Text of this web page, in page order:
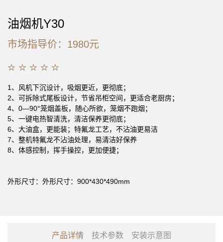
油烟机Y30
市场指导价：1980元
1、风机下沉设计，吸烟更近，更彻底；
2、可拆除式尾板设计，节省吊柜空间，更适合老厨房；
4、0—90°笼烟盖板，随心所欲，笼烟不跑烟；
5、一键电热智清洗，清洁保养更彻底；
6、大油盒，更能装；特氟龙工艺，不沾油更易洁
7、整机特氟龙不沾油处理，易清洁好保养
8、体感控制，挥手操控，更加便捷；
外形尺寸：外形尺寸：900*430*490mm
产品详情 技术参数 安装示意图